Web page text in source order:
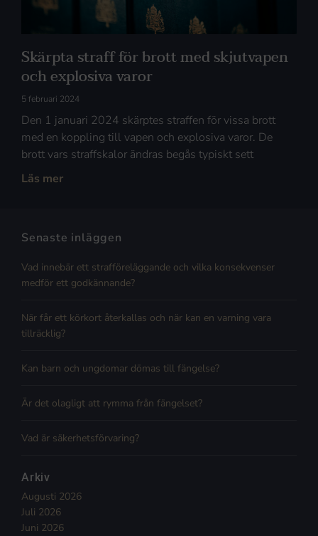
Skärpta straff för brott med skjutvapen
och explosiva varor
5 februari 2024
Den 1 januari 2024 skärptes straffen för vissa brott
med en koppling till vapen och explosiva varor. De
brott vars straffskalor ändras begås typiskt sett
Läs mer
Senaste inläggen
Vad innebär ett strafföreläggande och vilka konsekvenser
medför ett godkännande?
När får ett körkort återkallas och när kan en varning vara
tillräcklig?
Kan barn och ungdomar dömas till fängelse?
Är det olagligt att rymma från fängelset?
Vad är säkerhetsförvaring?
Arkiv
Augusti 2026
Juli 2026
Juni 2026